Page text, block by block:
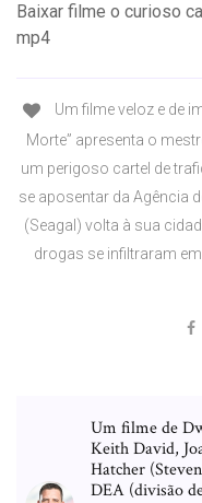
Baixar filme o curioso
mp4
Um filme veloz e de
Morte” apresenta o
um perigoso cartel de
se aposentar da Agência
(Seagal) volta à sua
drogas se infiltraram
Um filme de
Keith David,
Hatcher
DEA (divisão